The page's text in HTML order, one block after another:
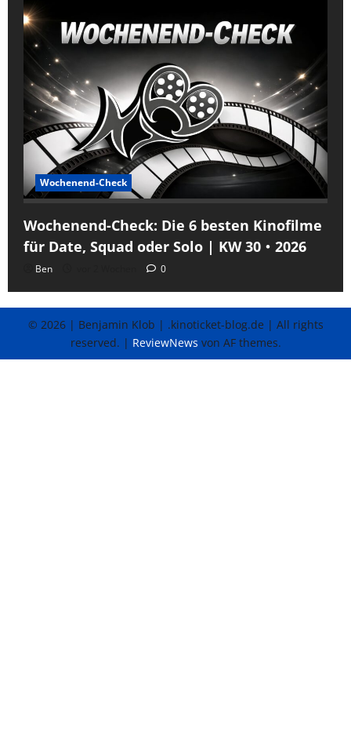
Wochenend-Check
Wochenend-Check: Die 6 besten Kinofilme
für Date, Squad oder Solo | KW 30・2026
Ben 0
© 2026 | Benjamin Klob | .kinoticket-blog.de | All rights
reserved. | ReviewNews von AF themes.